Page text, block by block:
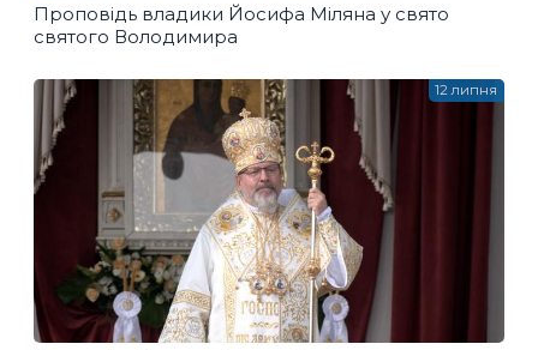
Проповідь владики Йосифа Міляна у свято
святого Володимира
12 липня